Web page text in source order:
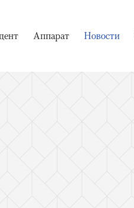
Аппарат Новости